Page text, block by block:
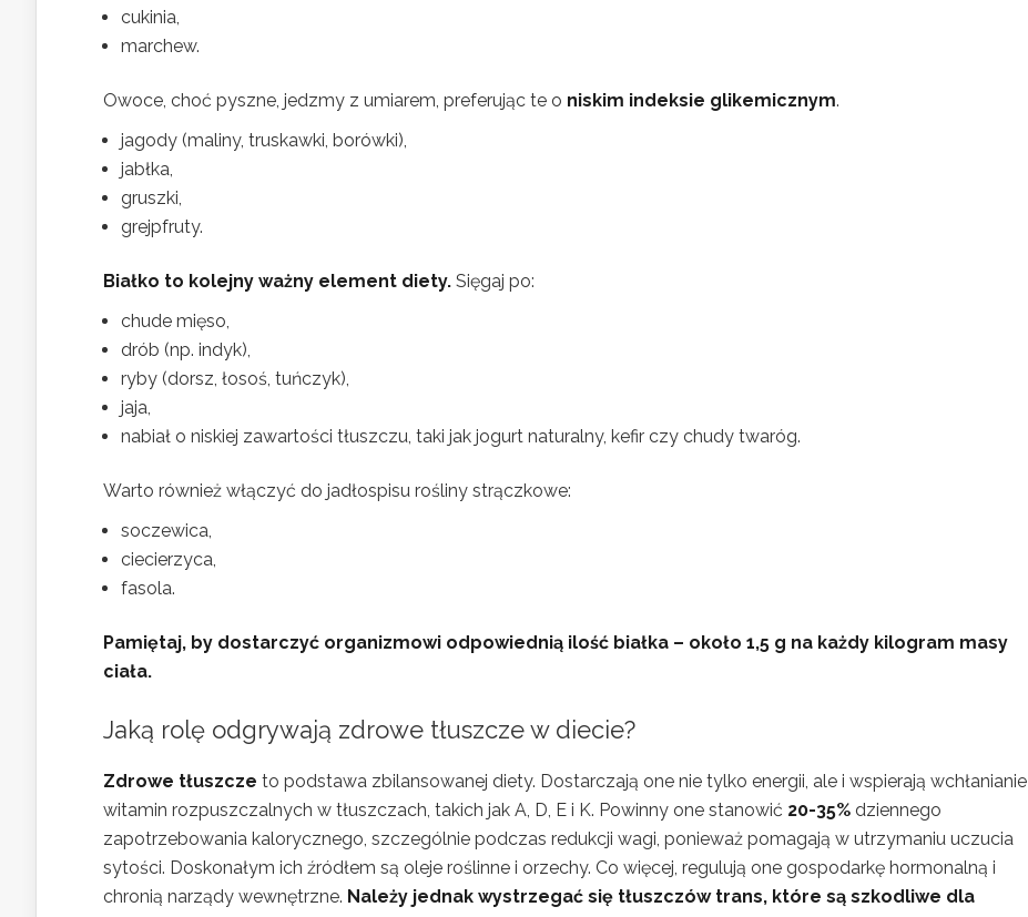
cukinia,
marchew.
Owoce, choć pyszne, jedzmy z umiarem, preferując te o niskim indeksie glikemicznym.
jagody (maliny, truskawki, borówki),
jabłka,
gruszki,
grejpfruty.
Białko to kolejny ważny element diety. Sięgaj po:
chude mięso,
drób (np. indyk),
ryby (dorsz, łosoś, tuńczyk),
jaja,
nabiał o niskiej zawartości tłuszczu, taki jak jogurt naturalny, kefir czy chudy twaróg.
Warto również włączyć do jadłospisu rośliny strączkowe:
soczewica,
ciecierzyca,
fasola.
Pamiętaj, by dostarczyć organizmowi odpowiednią ilość białka – około 1,5 g na każdy kilogram masy
ciała.
Jaką rolę odgrywają zdrowe tłuszcze w diecie?
Zdrowe tłuszcze to podstawa zbilansowanej diety. Dostarczają one nie tylko energii, ale i wspierają wchłanianie
witamin rozpuszczalnych w tłuszczach, takich jak A, D, E i K. Powinny one stanowić 20-35% dziennego
zapotrzebowania kalorycznego, szczególnie podczas redukcji wagi, ponieważ pomagają w utrzymaniu uczucia
sytości. Doskonałym ich źródłem są oleje roślinne i orzechy. Co więcej, regulują one gospodarkę hormonalną i
chronią narządy wewnętrzne. Należy jednak wystrzegać się tłuszczów trans, które są szkodliwe dla